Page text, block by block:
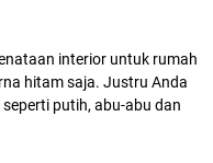
interior untuk rumah
hitam saja. Justru Anda
putih, abu-abu dan